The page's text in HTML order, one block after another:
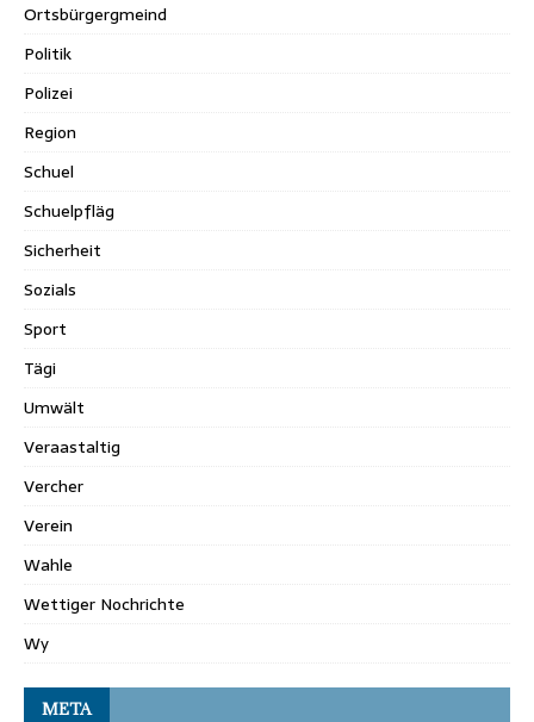
Ortsbürgergmeind
Politik
Polizei
Region
Schuel
Schuelpfläg
Sicherheit
Sozials
Sport
Tägi
Umwält
Veraastaltig
Vercher
Verein
Wahle
Wettiger Nochrichte
Wy
META